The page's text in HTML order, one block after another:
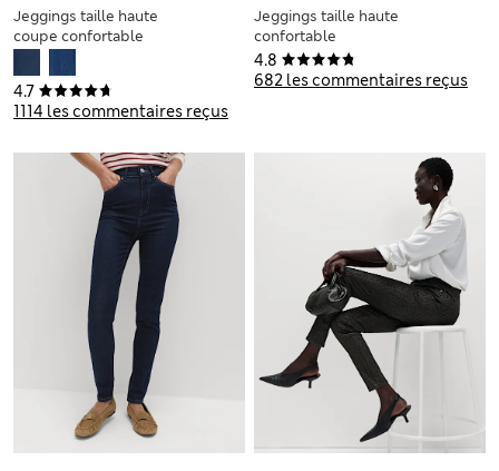
4.7
1114 les commentaires reçus
Jeggings taille haute
coupe confortable
4.8
682 les commentaires reçus
Jeggings taille haute
confortable